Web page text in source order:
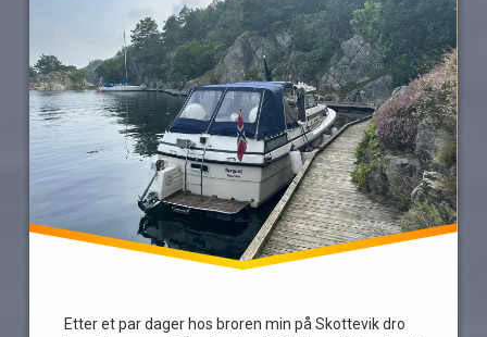
Etter et par dager hos broren min på Skottevik dro